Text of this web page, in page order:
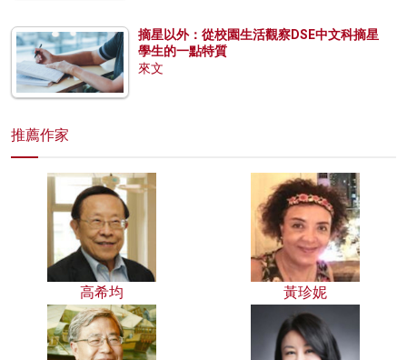
摘星以外：從校園生活觀察DSE中文科摘星
學生的一點特質
來文
推薦作家
高希均 黃珍妮